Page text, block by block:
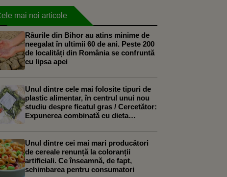
mai noi articole
Râurile din Bihor au atins minime de
neegalat în ultimii 60 de ani. Peste 200
de localități din România se confruntă
cu lipsa apei
Unul dintre cele mai folosite tipuri de
plastic alimentar, în centrul unui nou
studiu despre ficatul gras / Cercetător:
Expunerea combinată cu dieta
Unul dintre cei mai mari producători
de cereale renunță la coloranții
artificiali. Ce înseamnă, de fapt,
schimbarea pentru consumatori